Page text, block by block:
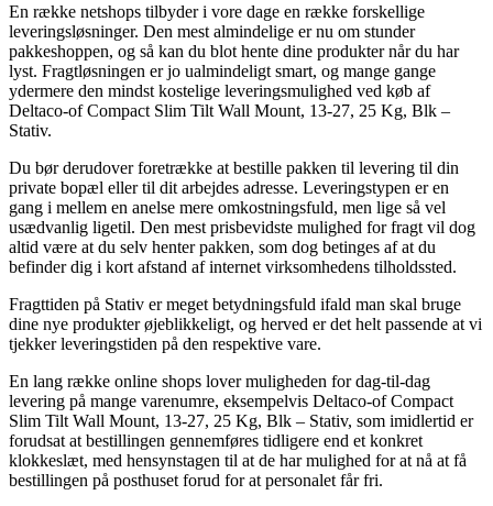
En række netshops tilbyder i vore dage en række forskellige
leveringsløsninger. Den mest almindelige er nu om stunder
pakkeshoppen, og så kan du blot hente dine produkter når du har
lyst. Fragtløsningen er jo ualmindeligt smart, og mange gange
ydermere den mindst kostelige leveringsmulighed ved køb af
Deltaco-of Compact Slim Tilt Wall Mount, 13-27, 25 Kg, Blk –
Stativ.
Du bør derudover foretrække at bestille pakken til levering til din
private bopæl eller til dit arbejdes adresse. Leveringstypen er en
gang i mellem en anelse mere omkostningsfuld, men lige så vel
usædvanlig ligetil. Den mest prisbevidste mulighed for fragt vil dog
altid være at du selv henter pakken, som dog betinges af at du
befinder dig i kort afstand af internet virksomhedens tilholdssted.
Fragttiden på Stativ er meget betydningsfuld ifald man skal bruge
dine nye produkter øjeblikkeligt, og herved er det helt passende at vi
tjekker leveringstiden på den respektive vare.
En lang række online shops lover muligheden for dag-til-dag
levering på mange varenumre, eksempelvis Deltaco-of Compact
Slim Tilt Wall Mount, 13-27, 25 Kg, Blk – Stativ, som imidlertid er
forudsat at bestillingen gennemføres tidligere end et konkret
klokkeslæt, med hensynstagen til at de har mulighed for at nå at få
bestillingen på posthuset forud for at personalet får fri.